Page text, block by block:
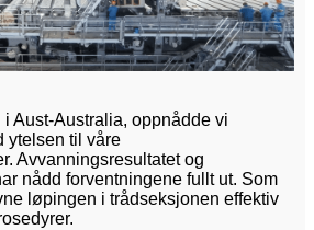
Aust-Australia, oppnådde vi
ytelsen til våre
Avvanningsresultatet og
nådd forventningene fullt ut. Som
løpingen i trådseksjonen effektiv